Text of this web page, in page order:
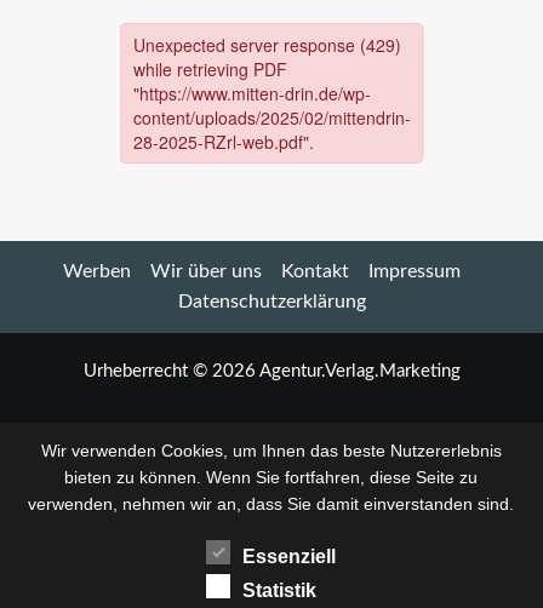
Werben Wir über uns Kontakt
Impressum
Datenschutzerklärung
Urheberrecht © 2026 Agentur.Verlag.Marketing
Wir verwenden Cookies, um Ihnen das beste Nutzererlebnis
bieten zu können. Wenn Sie fortfahren, diese Seite zu
verwenden, nehmen wir an, dass Sie damit einverstanden sind.
Essenziell
Statistik